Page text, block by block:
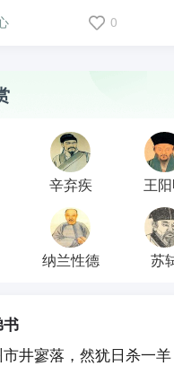
0
辛弃疾 王
纳兰性德 苏
寥落，然犹日杀一羊